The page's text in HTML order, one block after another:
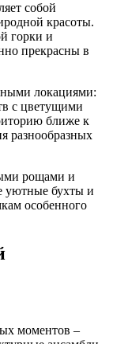
собой
красоты.
горки и
прекрасны в
локациями:
с цветущими
ближе к
разнообразных
рощами и
уютные бухты и
особенного
моментов –